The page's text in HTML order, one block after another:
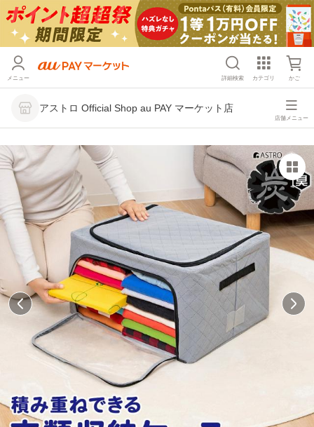
メニュー 詳細検索 カテゴリ かご
アストロ Official Shop au PAY マーケット店
店舗メニュー